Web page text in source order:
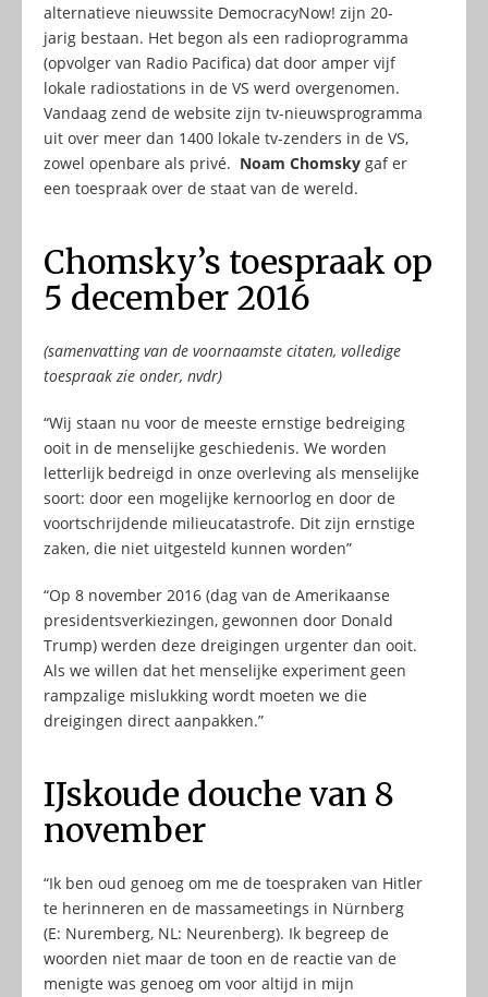
alternatieve nieuwssite DemocracyNow! zijn 20-
jarig bestaan. Het begon als een radioprogramma
(opvolger van Radio Pacifica) dat door amper vijf
lokale radiostations in de VS werd overgenomen.
Vandaag zend de website zijn tv-nieuwsprogramma
uit over meer dan 1400 lokale tv-zenders in de VS,
zowel openbare als privé. Noam Chomsky gaf er
een toespraak over de staat van de wereld.
Chomsky’s toespraak op
5 december 2016
(samenvatting van de voornaamste citaten, volledige
toespraak zie onder, nvdr)
“Wij staan nu voor de meeste ernstige bedreiging
ooit in de menselijke geschiedenis. We worden
letterlijk bedreigd in onze overleving als menselijke
soort: door een mogelijke kernoorlog en door de
voortschrijdende milieucatastrofe. Dit zijn ernstige
zaken, die niet uitgesteld kunnen worden”
“Op 8 november 2016 (dag van de Amerikaanse
presidentsverkiezingen, gewonnen door Donald
Trump) werden deze dreigingen urgenter dan ooit.
Als we willen dat het menselijke experiment geen
rampzalige mislukking wordt moeten we die
dreigingen direct aanpakken.”
IJskoude douche van 8
november
“Ik ben oud genoeg om me de toespraken van Hitler
te herinneren en de massameetings in Nürnberg
(E: Nuremberg, NL: Neurenberg). Ik begreep de
woorden niet maar de toon en de reactie van de
menigte was genoeg om voor altijd in mijn